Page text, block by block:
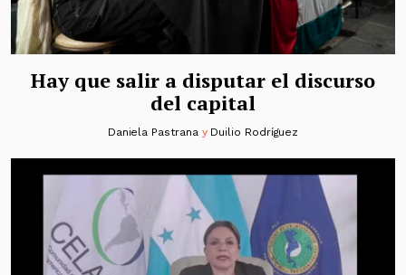
Hay que salir a disputar el discurso
del capital
Daniela Pastrana y Duilio Rodríguez